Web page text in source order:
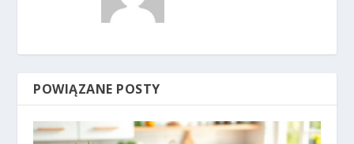
POWIĄZANE POSTY